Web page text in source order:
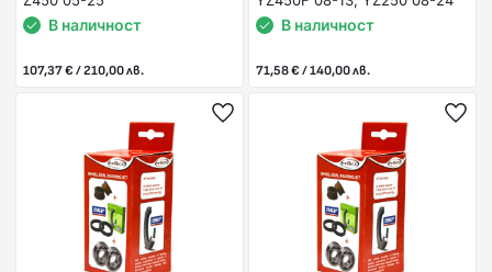
В наличност
107,37 € / 210,00 лв.
В наличност
71,58 € / 140,00 лв.